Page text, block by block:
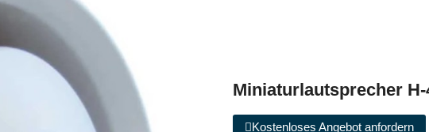
Miniaturlautsprecher H-
Kostenloses Angebot anfordern